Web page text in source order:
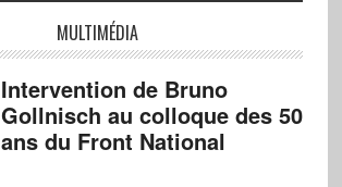
MULTIMÉDIA
Intervention de Bruno
Gollnisch au colloque des 50
ans du Front National